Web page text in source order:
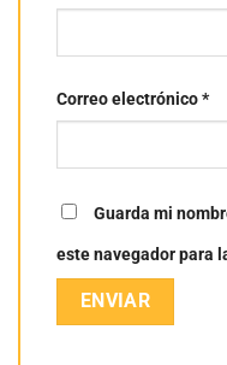
Correo electrónico*
Guarda mi
este navegador para